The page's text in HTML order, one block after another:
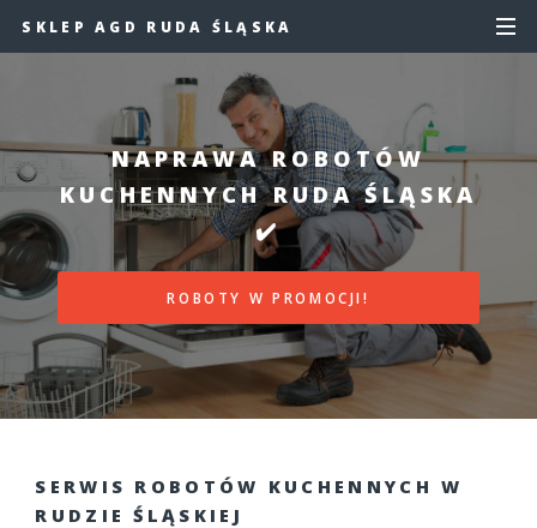
SKLEP AGD RUDA ŚLĄSKA
NAPRAWA ROBOTÓW
KUCHENNYCH RUDA ŚLĄSKA
✔️
ROBOTY W PROMOCJI!
SERWIS ROBOTÓW KUCHENNYCH W
RUDZIE ŚLĄSKIEJ